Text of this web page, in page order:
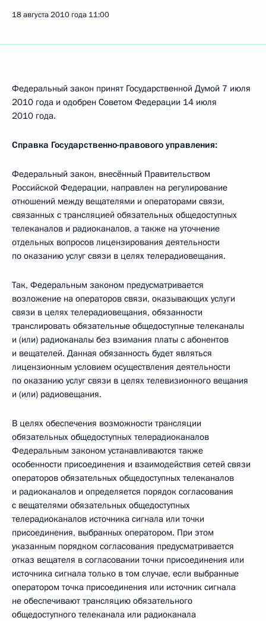
18 августа 2010 года 11:00
Федеральный закон принят Государственной Думой 7 июля
2010 года и одобрен Советом Федерации 14 июля
2010 года.
Справка Государственно-правового управления:
Федеральный закон, внесённый Правительством
Российской Федерации, направлен на регулирование
отношений между вещателями и операторами связи,
связанных с трансляцией обязательных общедоступных
телеканалов и радиоканалов, а также на уточнение
отдельных вопросов лицензирования деятельности
по оказанию услуг связи в целях телерадиовещания.
Так, Федеральным законом предусматривается
возложение на операторов связи, оказывающих услуги
связи в целях телерадиовещания, обязанности
транслировать обязательные общедоступные телеканалы
и (или) радиоканалы без взимания платы с абонентов
и вещателей. Данная обязанность будет являться
лицензионным условием осуществления деятельности
по оказанию услуг связи в целях телевизионного вещания
и (или) радиовещания.
В целях обеспечения возможности трансляции
обязательных общедоступных телерадиоканалов
Федеральным законом устанавливаются также
особенности присоединения и взаимодействия сетей связи
операторов обязательных общедоступных телеканалов
и радиоканалов и определяется порядок согласования
с вещателями обязательных общедоступных
телерадиоканалов источника сигнала или точки
присоединения, выбранных оператором. При этом
указанным порядком согласования предусматривается
отказ вещателя в согласовании точки присоединения или
источника сигнала только в том случае, если выбранные
оператором точка присоединения или источник сигнала
не обеспечивают трансляцию обязательного
общедоступного телеканала или радиоканала